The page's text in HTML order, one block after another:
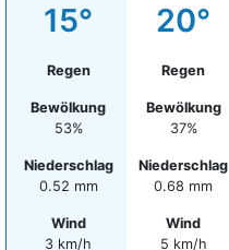
15°
Regen
Bewölkung
53%
Niederschlag
0.52 mm
Wind
3 km/h
20°
Regen
Bewölkung
37%
Niederschlag
0.68 mm
Wind
5 km/h